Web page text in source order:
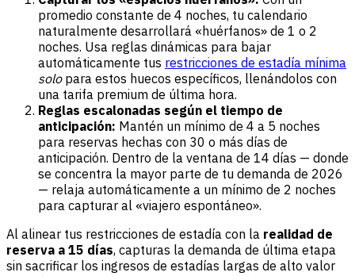
promedio constante de 4 noches, tu calendario
naturalmente desarrollará «huérfanos» de 1 o 2
noches. Usa reglas dinámicas para bajar
automáticamente tus restricciones de estadía mínima
solopara estos huecos específicos, llenándolos con
una tarifa premium de última hora.
Reglas escalonadas según el tiempo de
anticipación: Mantén un mínimo de 4 a 5 noches
para reservas hechas con 30 o más días de
anticipación. Dentro de la ventana de 14 días — donde
se concentra la mayor parte de tu demanda de 2026
— relaja automáticamente a un mínimo de 2 noches
para capturar al «viajero espontáneo».
Al alinear tus restricciones de estadía con la realidad de
reserva a 15 días, capturas la demanda de última etapa
sin sacrificar los ingresos de estadías largas de alto valor